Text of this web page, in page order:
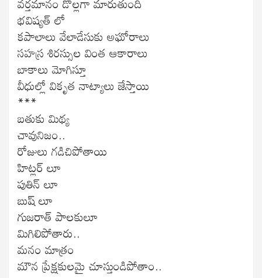
భవిష్యత్ లో
కపాలాలు వేలాడేసుకు అఘోరాలు
సహస్ర శిరస్సుల వింత ఆకారాలు
బాకాలు మోగిస్తూ
వీధుల్లో వికృత నాట్యాలు జేస్తాయి
***
బతుకు మిథ్య
చావునిజం..
రోజులు గడిచిపోతాయి
హిట్లర్ లూ
పుతిన్ లూ
బుష్ లూ
గుజరాత్ పాలకులూ
మిగిలిపోతారు..
మనం మాత్రం
మౌన ప్రేక్షకులమై చూస్తుండిపోతాం..